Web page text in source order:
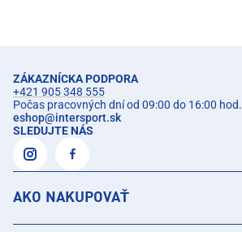
ZÁKAZNÍCKA PODPORA
+421 905 348 555
Počas pracovných dní od 09:00 do 16:00 hod.
eshop@intersport.sk
SLEDUJTE NÁS
AKO NAKUPOVAŤ